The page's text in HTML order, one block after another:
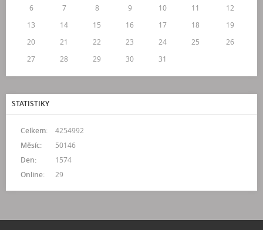
6
7 8 9 10 11
12
13
14 15 16 17 18
19
20
21 22 23 24 25
26
27
28 29 30 31
STATISTIKY
Online: 29
Celkem:
4254992
Měsíc:
50146
Den:
1574